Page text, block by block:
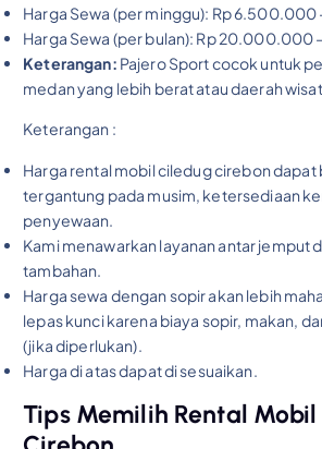
Harga Sewa (per minggu): Rp
Harga Sewa (per bulan): Rp
Keterangan: Pajero Sport cocok untuk
medan yang lebih berat atau daerah
Keterangan :
Harga rental mobil ciledug cirebon dapat
tergantung pada musim, ketersediaan
penyewaan.
Kami menawarkan layanan antar jemput
tambahan.
Harga sewa dengan sopir akan lebih
lepas kunci karena biaya sopir, makan,
(jika diperlukan).
Harga di atas dapat di sesuaikan.
Tips Memilih Rental